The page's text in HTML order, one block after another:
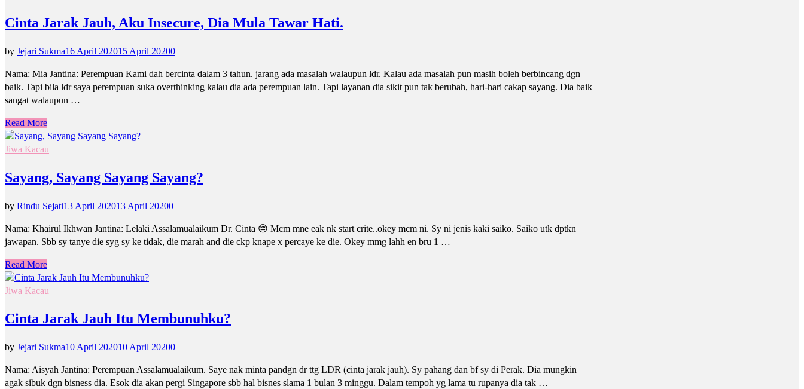
Cinta Jarak Jauh, Aku Insecure, Dia Mula Tawar Hati.
by Jejari Sukma16 April 202015 April 20200
Nama: Mia Jantina: Perempuan Kami dah bercinta dalam 3 tahun. jarang ada masalah walaupun ldr. Kalau ada masalah pun masih boleh berbincang dgn
baik. Tapi bila ldr saya perempuan suka overthinking kalau dia ada perempuan lain. Tapi layanan dia sikit pun tak berubah, hari-hari cakap sayang. Dia baik
sangat walaupun …
Read More
Jiwa Kacau
Sayang, Sayang Sayang Sayang?
by Rindu Sejati13 April 202013 April 20200
Nama: Khairul Ikhwan Jantina: Lelaki Assalamualaikum Dr. Cinta 😔 Mcm mne eak nk start crite..okey mcm ni. Sy ni jenis kaki saiko. Saiko utk dptkn
jawapan. Sbb sy tanye die syg sy ke tidak, die marah and die ckp knape x percaye ke die. Okey mmg lahh en bru 1 …
Read More
Jiwa Kacau
Cinta Jarak Jauh Itu Membunuhku?
by Jejari Sukma10 April 202010 April 20200
Nama: Aisyah Jantina: Perempuan Assalamualaikum. Saye nak minta pandgn dr ttg LDR (cinta jarak jauh). Sy pahang dan bf sy di Perak. Dia mungkin
agak sibuk dgn bisness dia. Esok dia akan pergi Singapore sbb hal bisnes slama 1 bulan 3 minggu. Dalam tempoh yg lama tu rupanya dia tak …